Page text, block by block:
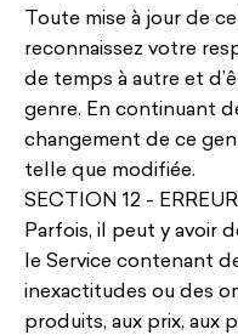
Toute mise à jour de
reconnaissez votre
de temps à autre et
genre. En continuant
changement de ce
telle que modifiée.
SECTION 12 -
Parfois, il peut y avoir
le Service contenant
inexactitudes ou des
produits, aux prix, aux